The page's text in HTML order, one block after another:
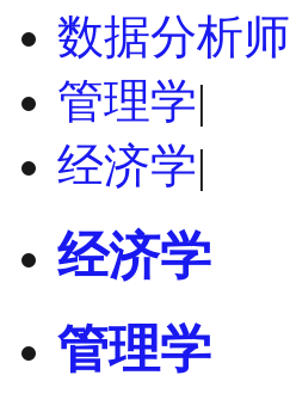
数据分析师
管理学|
经济学|
经济学
管理学